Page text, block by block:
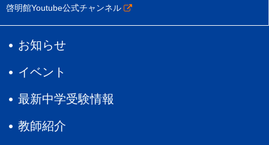
啓明館Youtube公式チャンネル
お知らせ
イベント
最新中学受験情報
教師紹介